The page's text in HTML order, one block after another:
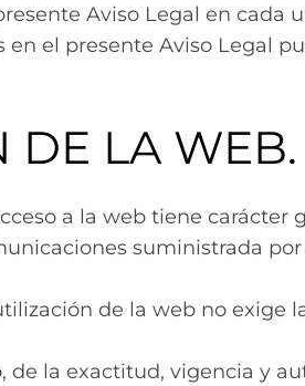
Aviso Legal en cada
el presente Aviso Legal
DE LA WEB.
a la web tiene
suministrada
de la web no exige
de la exactitud, vigencia y